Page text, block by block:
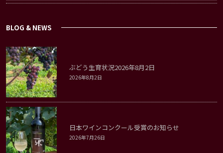
BLOG & NEWS
ぶどう生育状況2026年8月2日
2026年8月2日
日本ワインコンクール受賞のお知らせ
2026年7月26日